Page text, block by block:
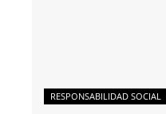
RESPONSABILIDAD SOCIAL